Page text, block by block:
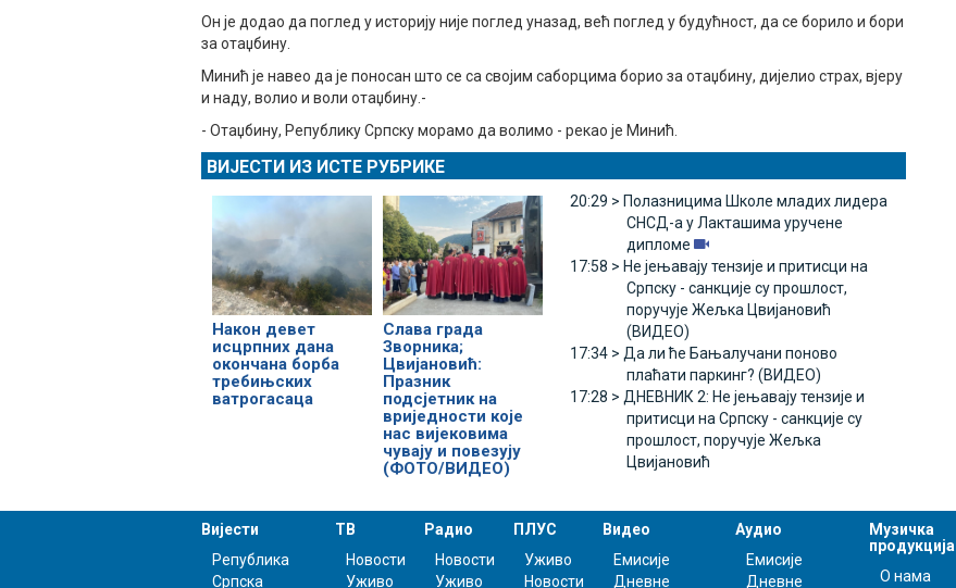
Он је додао да поглед у историју није поглед уназад, већ поглед у будућност, да се борило и бори
за отаџбину.
Минић је навео да је поносан што се са својим саборцима борио за отаџбину, дијелио страх, вјеру
и наду, волио и воли отаџбину.-
- Отаџбину, Републику Српску морамо да волимо - рекао је Минић.
ВИЈЕСТИ ИЗ ИСТЕ РУБРИКЕ
Након девет
исцрпних дана
окончана борба
требињских
ватрогасаца
Слава града
Зворника;
Цвијановић:
Празник
подсјетник на
вриједности које
нас вијековима
чувају и повезују
(ФОТО/ВИДЕО)
20:29 > Полазницима Школе младих лидера
СНСД-а у Лакташима уручене
дипломе
17:58 > Не јењавају тензије и притисци на
Српску - санкције су прошлост,
поручује Жељка Цвијановић
(ВИДЕО)
17:34 > Да ли ће Бањалучани поново
плаћати паркинг? (ВИДЕО)
17:28 > ДНЕВНИК 2: Не јењавају тензије и
притисци на Српску - санкције су
прошлост, поручује Жељка
Цвијановић
Вијести
Република
Српска
ТВ
Новости
Уживо
Радио
Новости
Уживо
ПЛУС
Уживо
Новости
Видео
Емисије
Дневне
Аудио
Емисије
Дневне
Музичка
продукција
О нама